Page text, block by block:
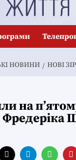
НОВИНИ НОВІ
на
Фредеріка